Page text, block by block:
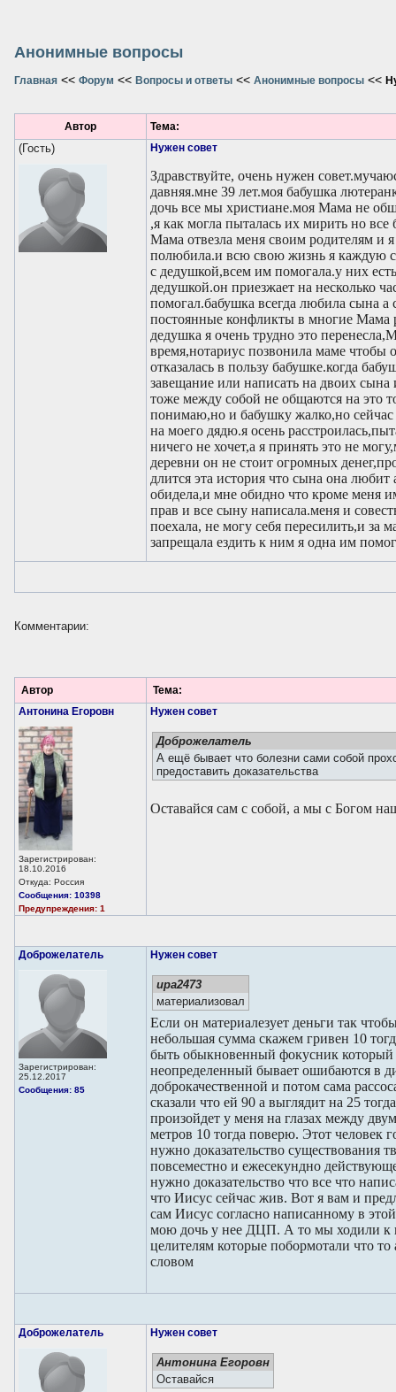
Анонимные вопросы
Главная << Форум << Вопросы и ответы << Анонимные вопросы <<
Автор Тема:
(Гость) Нужен совет
Здравствуйте, очень нужен
давняя.мне 39 лет.моя бабушка
дочь все мы христиане.моя Мама не
,я как могла пыталась их мирить но все
Мама отвезла меня своим родителям и
полюбила.и всю свою жизнь я каждую
с дедушкой,всем им помогала.у них
дедушкой.он приезжает на несколько
помогал.бабушка всегда любила сына
постоянные конфликты в многие Мама
дедушка я очень трудно это
время,нотариус позвонила маме чтобы
отказалась в пользу бабушке.когда
завещание или написать на двоих
тоже между собой не общаются на это
понимаю,но и бабушку жалко,но
на моего дядю.я осень
ничего не хочет,а я принять это не
деревни он не стоит огромных
длится эта история что сына она
обидела,и мне обидно что кроме меня
прав и все сыну написала.меня и
поехала, не могу себя пересилить,и
запрещала ездить к ним я одна им
Комментарии:
Автор
Тема:
Антонина Егоровн
Зарегистрирован:
18.10.2016
Откуда: Россия
Сообщения: 10398
Предупреждения: 1
Нужен совет
Доброжелатель
А ещё бывает что болезни сами собой
предоставить доказательства
Оставайся сам с собой, а мы с Богом
Доброжелатель
Зарегистрирован:
25.12.2017
Сообщения: 85
Нужен совет
ира2473
материализовал
Если он материалезует деньги так
небольшая сумма скажем гривен 10
быть обыкновенный фокусник
неопределенный бывает ошибаются в
доброкачественной и потом сама
сказали что ей 90 а выглядит на 25
произойдет у меня на глазах между
метров 10 тогда поверю. Этот человек
нужно доказательство существования
повсеместно и ежесекундно
нужно доказательство что все что
что Иисус сейчас жив. Вот я вам и
сам Иисус согласно написанному в
мою дочь у нее ДЦП. А то мы ходили к
целителям которые побормотали что
словом
Доброжелатель Нужен совет
Антонина Егоровн
Оставайся